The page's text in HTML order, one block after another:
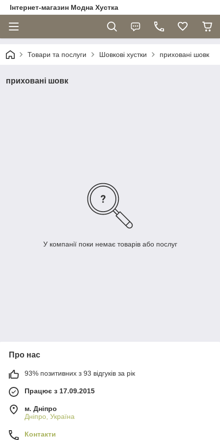
Інтернет-магазин Модна Хустка
Товари та послуги Шовкові хустки приховані шовк
приховані шовк
У компанії поки немає товарів або послуг
Про нас
93% позитивних з 93 відгуків за рік
Працює з 17.09.2015
м. Дніпро
Дніпро, Україна
Контакти